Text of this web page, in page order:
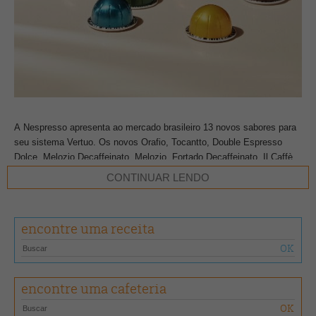
A Nespresso apresenta ao mercado brasileiro 13 novos sabores para
seu sistema Vertuo. Os novos Orafio, Tocantto, Double Espresso
Dolce, Melozio Decaffeinato, Melozio, Fortado Decaffeinato, Il Caffè,
Altissio Decaffeinato, Inizio, Solelio, Odacio e Bianco Forte, além do
Carafe Pour-Over Style, se unem às 17 variedades de cafés Vertuo.
Além disso, este mês, a Nespresso também traz ao Brasil o
lançamento Carafe, com a medida de 535 ml com sabor e aroma de
café filtrado. Tudo disso dá continuidade ao aniversário de 15 anos
da marca no país.
“O brasileiro é apaixonado por café e com o sistema Vertuo, aliado ao
lançamento do Carafe e sua inusitada medida que pode ser
CONTINUAR LENDO
encontre uma receita
encontre uma cafeteria